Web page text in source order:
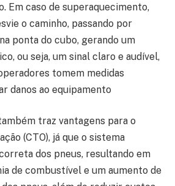
Em caso de superaquecimento,
o caminho, passando por
ponta do cubo, gerando um
ou seja, um sinal claro e audível,
tomem medidas
danos ao equipamento
traz vantagens para o
(CTO), já que o sistema
dos pneus, resultando em
de combustível e um aumento de